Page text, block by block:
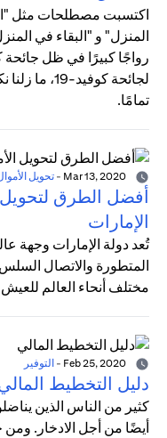
اكتسبت مصطلحات مثل
المنزل" و "البقاء في
لجائحة
تمامًا.
- تحويل
أفضل الطرق لتحويل
الإمارات
تُعد دولة الإمارات وجهة
المتطورة والاتصال
مختلف أنحاء العالم
- التوفير
دليل التخطيط
كثير من الناس الذين
أيضًا من أجل الادخار.